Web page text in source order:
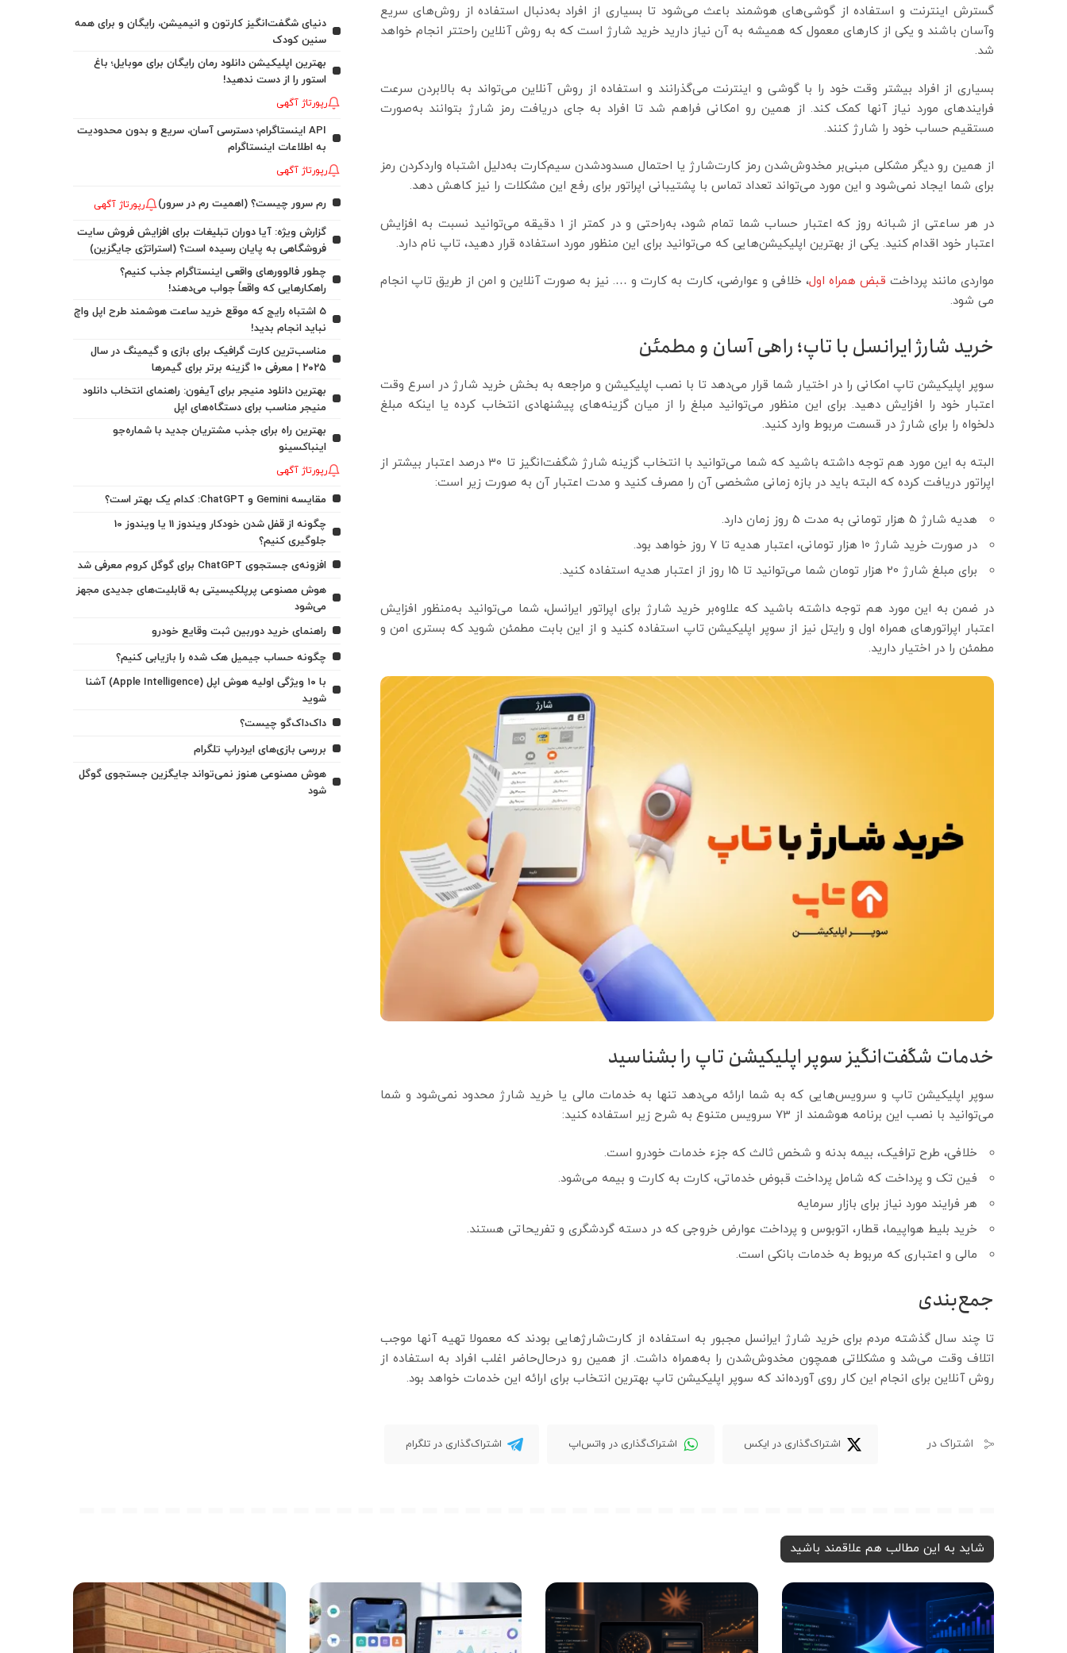
گسترش اینترنت و استفاده از گوشی‌های هوشمند باعث می‌شود تا بسیاری از افراد به‌دنبال استفاده از روش‌های سریع
وآسان باشند و یکی از کارهای معمول که همیشه به آن نیاز دارید خرید شارژ است که به روش آنلاین راحتتر انجام خواهد
شد.
بسیاری از افراد بیشتر وقت خود را با گوشی و اینترنت می‌گذرانند و استفاده از روش آنلاین می‌تواند به بالابردن سرعت
فرایندهای مورد نیاز آنها کمک کند. از همین رو امکانی فراهم شد تا افراد به جای دریافت رمز شارژ بتوانند به‌صورت
مستقیم حساب خود را شارژ کنند.
از همین رو دیگر مشکلی مبنی‌بر مخدوش‌شدن رمز کارت‌شارژ یا احتمال مسدودشدن سیم‌کارت به‌دلیل اشتباه واردکردن رمز
برای شما ایجاد نمی‌شود و این مورد می‌تواند تعداد تماس با پشتیبانی اپراتور برای رفع این مشکلات را نیز کاهش دهد.
در هر ساعتی از شبانه روز که اعتبار حساب شما تمام شود، به‌راحتی و در کمتر از 1 دقیقه می‌توانید نسبت به افزایش
اعتبار خود اقدام کنید. یکی از بهترین اپلیکیشن‌هایی که می‌توانید برای این منظور مورد استفاده قرار دهید، تاپ نام دارد.
مواردی مانند پرداخت قبض همراه اول، خلافی و عوارضی، کارت به کارت و …. نیز به صورت آنلاین و امن از طریق تاپ انجام
می شود.
خرید شارژ ایرانسل با تاپ؛ راهی آسان و مطمئن
سوپر اپلیکیشن تاپ امکانی را در اختیار شما قرار می‌دهد تا با نصب اپلیکیشن و مراجعه به بخش خرید شارژ در اسرع وقت
اعتبار خود را افزایش دهید. برای این منظور می‌توانید مبلغ را از میان گزینه‌های پیشنهادی انتخاب کرده یا اینکه مبلغ
دلخواه را برای شارژ در قسمت مربوط وارد کنید.
البته به این مورد هم توجه داشته باشید که شما می‌توانید با انتخاب گزینه شارژ شگفت‌انگیز تا 30 درصد اعتبار بیشتر از
اپراتور دریافت کرده که البته باید در بازه زمانی مشخصی آن را مصرف کنید و مدت اعتبار آن به صورت زیر است:
هدیه شارژ 5 هزار تومانی به مدت 5 روز زمان دارد.
در صورت خرید شارژ 10 هزار تومانی، اعتبار هدیه تا 7 روز خواهد بود.
برای مبلغ شارژ 20 هزار تومان شما می‌توانید تا 15 روز از اعتبار هدیه استفاده کنید.
در ضمن به این مورد هم توجه داشته باشید که علاوه‌بر خرید شارژ برای اپراتور ایرانسل، شما می‌توانید به‌منظور افزایش
اعتبار اپراتورهای همراه اول و رایتل نیز از سوپر اپلیکیشن تاپ استفاده کنید و از این بابت مطمئن شوید که بستری امن و
مطمئن را در اختیار دارید.
خدمات شگفت‌انگیز سوپر اپلیکیشن تاپ را بشناسید
سوپر اپلیکیشن تاپ و سرویس‌هایی که به شما ارائه می‌دهد تنها به خدمات مالی یا خرید شارژ محدود نمی‌شود و شما
می‌توانید با نصب این برنامه هوشمند از 73 سرویس متنوع به شرح زیر استفاده کنید:
خلافی، طرح ترافیک، بیمه بدنه و شخص ثالث که جزء خدمات خودرو است.
فین تک و پرداخت که شامل پرداخت قبوض خدماتی، کارت به کارت و بیمه می‌شود.
هر فرایند مورد نیاز برای بازار سرمایه
خرید بلیط هواپیما، قطار، اتوبوس و پرداخت عوارض خروجی که در دسته گردشگری و تفریحاتی هستند.
مالی و اعتباری که مربوط به خدمات بانکی است.
جمع‌بندی
تا چند سال گذشته مردم برای خرید شارژ ایرانسل مجبور به استفاده از کارت‌شارژهایی بودند که معمولا تهیه آنها موجب
اتلاف وقت می‌شد و مشکلاتی همچون مخدوش‌شدن را به‌همراه داشت. از همین رو درحال‌حاضر اغلب افراد به استفاده از
روش آنلاین برای انجام این کار روی آورده‌اند که سوپر اپلیکیشن تاپ بهترین انتخاب برای ارائه این خدمات خواهد بود.
اشتراک در اشتراک‌گذاری در ایکس اشتراک‌گذاری در واتس‌اپ اشتراک‌گذاری در تلگرام
دنیای شگفت‌انگیز کارتون و انیمیشن، رایگان و برای همه
سنین کودک
بهترین اپلیکیشن دانلود رمان رایگان برای موبایل؛ باغ
استور را از دست ندهید!
رپورتاژ آگهی
API اینستاگرام؛ دسترسی آسان، سریع و بدون محدودیت
به اطلاعات اینستاگرام
رپورتاژ آگهی
رم سرور چیست؟ (اهمیت رم در سرور) رپورتاژ آگهی
گزارش ویژه: آیا دوران تبلیغات برای افزایش فروش سایت
فروشگاهی به پایان رسیده است؟ (استراتژی جایگزین)
چطور فالوورهای واقعی اینستاگرام جذب کنیم؟
راهکارهایی که واقعاً جواب می‌دهند!
5 اشتباه رایج که موقع خرید ساعت هوشمند طرح اپل واچ
نباید انجام بدید!
مناسب‌ترین کارت گرافیک برای بازی و گیمینگ در سال
۲۰۲۵ | معرفی ۱۰ گزینه برتر برای گیمرها
بهترین دانلود منیجر برای آیفون: راهنمای انتخاب دانلود
منیجر مناسب برای دستگاه‌های اپل
بهترین راه برای جذب مشتریان جدید با شماره‌جو
اینباکسینو
رپورتاژ آگهی
مقایسه Gemini و ChatGPT: کدام یک بهتر است؟
چگونه از قفل شدن خودکار ویندوز 11 یا ویندوز 10
جلوگیری کنیم؟
افزونه‌ی جستجوی ChatGPT برای گوگل کروم معرفی شد
هوش مصنوعی پرپلکیسیتی به قابلیت‌های جدیدی مجهز
می‌شود
راهنمای خرید دوربین ثبت وقایع خودرو
چگونه حساب جیمیل هک شده را بازیابی کنیم؟
با ۱۰ ویژگی اولیه هوش اپل (Apple Intelligence) آشنا
شوید
داک‌داک‌گو چیست؟
بررسی بازی‌های ایردراپ تلگرام
هوش مصنوعی هنوز نمی‌تواند جایگزین جستجوی گوگل
شود
شاید به این مطالب هم علاقمند باشید